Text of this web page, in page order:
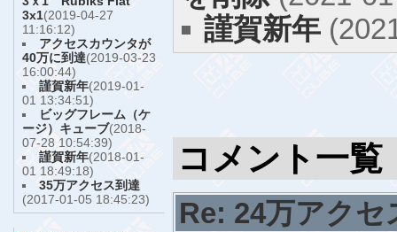
3x1(2019-04-27
11:16:12)
アクセスカウンタが
40万に到達(2019-03-23
16:00:44)
謹賀新年(2019-01-
01 13:34:51)
ビッグフレーム（ケ
ージ）キューブ(2018-
07-28 10:54:39)
謹賀新年(2018-01-
01 18:49:18)
35万アクセス到達
(2017-01-05 18:45:23)
謹賀新年
コメント一覧
Re: 24万アクセ